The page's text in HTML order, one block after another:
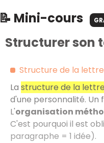
📝 Mini-cours
Structurer son
Structure de la
La structure de la
d'une personnalité.
L'organisation
C'est pourquoi il est
paragraphe = 1 idée).